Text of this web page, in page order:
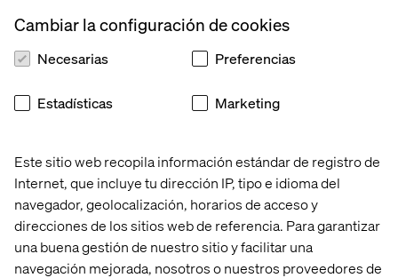
Este sitio web recopila información estándar de registro de
Internet, que incluye tu dirección IP, tipo e idioma del
navegador, geolocalización, horarios de acceso y
direcciones de los sitios web de referencia. Para garantizar
una buena gestión de nuestro sitio y facilitar una
navegación mejorada, nosotros o nuestros proveedores de
Cambiar la configuración de cookies
Necesarias Preferencias
Estadísticas Marketing
Shifting customer expectations are battling with an
for its success. Leading brands need to evolve in order to
survive. In this 30-page magazine, Luxury and beauty
technologies they need to be leveraging, and what they
can learn from the digitally native brands that are causing
so much disruption.